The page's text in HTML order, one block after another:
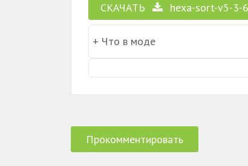
СКАЧАТЬ hexa-sort-v5-3-
Прокомментировать